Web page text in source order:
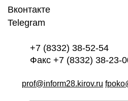
Вконтакте
Telegram
+7 (8332) 38-52-54
Факс +7 (8332) 38-23-
prof@inform28.kirov.ru